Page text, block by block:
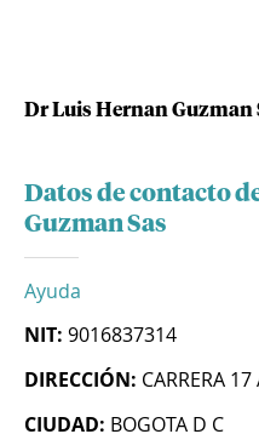
Dr Luis Hernan Guzman
Datos de contacto
Guzman Sas
Ayuda
NIT: 9016837314
DIRECCIÓN: CARRERA
CIUDAD: BOGOTA D C